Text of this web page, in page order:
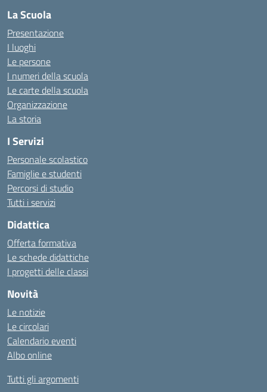
La Scuola
Presentazione
I luoghi
Le persone
I numeri della scuola
Le carte della scuola
Organizzazione
La storia
I Servizi
Personale scolastico
Famiglie e studenti
Percorsi di studio
Tutti i servizi
Didattica
Offerta formativa
Le schede didattiche
I progetti delle classi
Novità
Le notizie
Le circolari
Calendario eventi
Albo online
Tutti gli argomenti